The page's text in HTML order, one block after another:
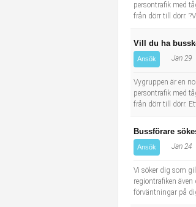
persontrafik med
från dörr till dörr.
Vill du ha
Ansök Jan 29
Vygruppen är en
persontrafik med
från dörr till dörr.
Bussförare
Ansök Jan 24
Vi söker dig som
regiontrafiken
förväntningar på